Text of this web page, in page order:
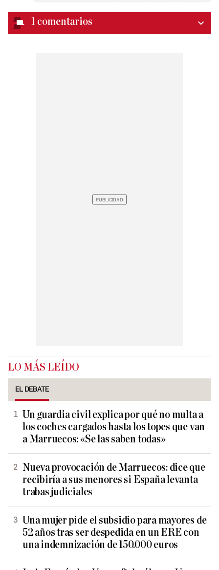
1 comentarios
LO MÁS LEÍDO
EL DEBATE
Un guardia civil explica por qué no multa a
los coches cargados hasta los topes que van
a Marruecos: «Se las saben todas»
Nueva provocación de Marruecos: dice que
recibiría a sus menores si España levanta
trabas judiciales
Una mujer pide el subsidio para mayores de
52 años tras ser despedida en un ERE con
una indemnización de 150.000 euros